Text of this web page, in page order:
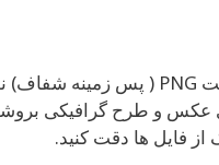
و طرح گرافیکی
فایل ها دقت کنید.